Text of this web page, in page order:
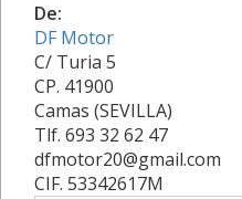
De:
DF Motor
C/ Turia 5
CP. 41900
Camas (SEVILLA)
Tlf. 693 32 62 47
dfmotor20@gmail.com
CIF. 53342617M